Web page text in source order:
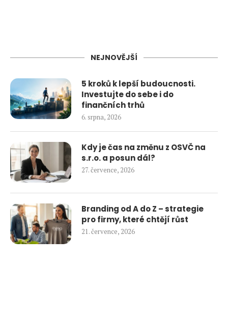
NEJNOVĚJŠÍ
5 kroků k lepší budoucnosti.
Investujte do sebe i do
finančních trhů
6. srpna, 2026
Kdy je čas na změnu z OSVČ na
s.r.o. a posun dál?
27. července, 2026
Branding od A do Z – strategie
pro firmy, které chtějí růst
21. července, 2026